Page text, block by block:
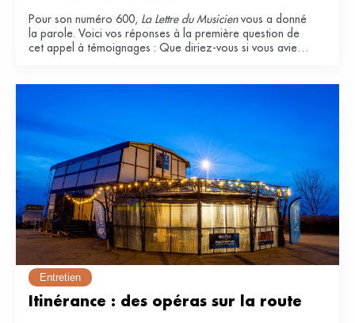
Pour son numéro 600, La Lettre du Musicienvous a donné
la parole. Voici vos réponses à la première question de
cet appel à témoignages : Que diriez-vous si vous aviez
Entretien
Itinérance : des opéras sur la route